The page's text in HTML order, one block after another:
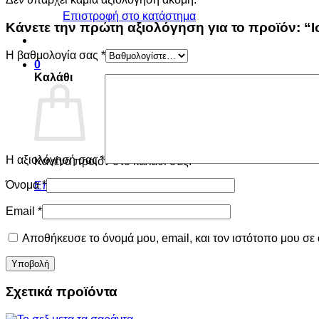
Επιστροφή στο κατάστημα
0
Καλάθι
Κανένα προϊόν στο καλάθι σας.
Επιστροφή στο κατάστημα
Κάνετε την πρώτη αξιολόγηση για το προϊόν:
Η βαθμολογία σας *
Η αξιολόγησή σας*
Όνομα*
Email *
Αποθήκευσε το όνομά μου, email, και τον ιστότοπο μου
Σχετικά προϊόντα